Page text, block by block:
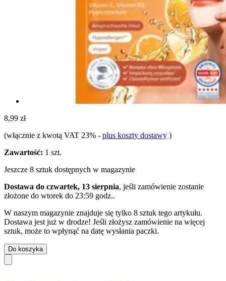
8,99 zł
(włącznie z kwotą VAT 23% - plus koszty dostawy )
Zawartość: 1 szt.
Jeszcze 8 sztuk dostępnych w magazynie
Dostawa do czwartek, 13 sierpnia, jeśli zamówienie zostanie
złożone do wtorek do 23:59 godz..
W naszym magazynie znajduje się tylko 8 sztuk tego artykułu.
Dostawa jest już w drodze! Jeśli złożysz zamówienie na więcej
sztuk, może to wpłynąć na datę wysłania paczki.
Do koszyka